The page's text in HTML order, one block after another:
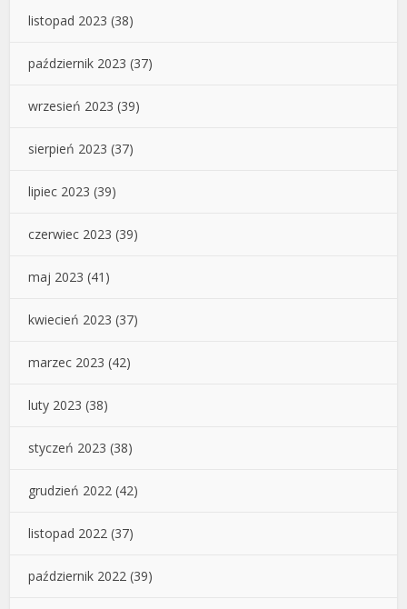
listopad 2023 (38)
październik 2023 (37)
wrzesień 2023 (39)
sierpień 2023 (37)
lipiec 2023 (39)
czerwiec 2023 (39)
maj 2023 (41)
kwiecień 2023 (37)
marzec 2023 (42)
luty 2023 (38)
styczeń 2023 (38)
grudzień 2022 (42)
listopad 2022 (37)
październik 2022 (39)